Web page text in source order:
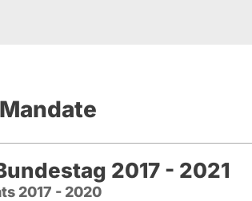
2017 - 2021
2017 - 2020